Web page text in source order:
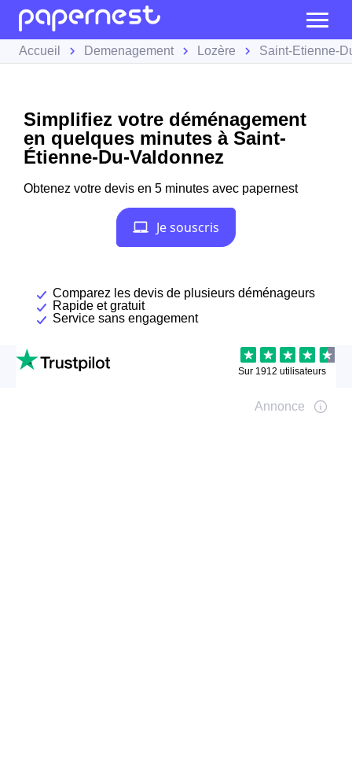
Accueil Demenagement Lozère Saint-Étienne-